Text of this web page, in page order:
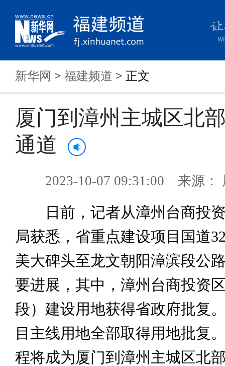
新华网 > 福建频道 > 正文
厦门到漳州主城区北
通道
2023-10-07 09:31:00 来源：
日前，记者从漳州台商投资
局获悉，省重点建设项目国道
美大碑头至龙文朝阳漳滨段公
要进展，其中，漳州台商投资
段）建设用地获得省政府批复
目主线用地全部取得用地批复
程将成为厦门到漳州主城区北